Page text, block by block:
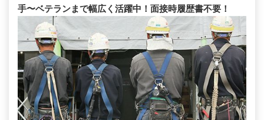
手〜ベテランまで幅広く活躍中！面接時履歴書不要！